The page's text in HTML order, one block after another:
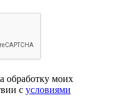
обработку моих
с условиями